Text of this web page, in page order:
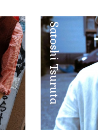
Satoshi Tsuruta